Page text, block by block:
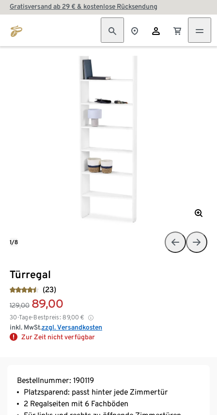
Gratisversand ab 29 € & kostenlose Rücksendung
Türregal
(23)
129,00 89,00
30-Tage-Bestpreis: 89,00 €
inkl. MwSt.zzgl. Versandkosten
Zur Zeit nicht verfügbar
1/8
Bestellnummer: 190119
Platzsparend: passt hinter jede Zimmertür
2 Regalseiten mit 6 Fachböden